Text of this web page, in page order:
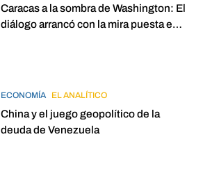
Caracas a la sombra de Washington: El
diálogo arrancó con la mira puesta en
ECONOMÍA EL ANALÍTICO
China y el juego geopolítico de la
deuda de Venezuela